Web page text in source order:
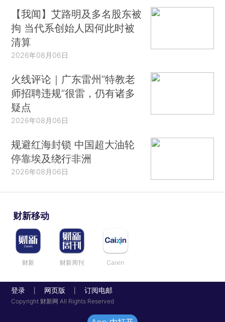
【我闻】艾路明及多名股东被
拘 当代系创始人因何此时被
清算
2026年08月06日
火线评论｜广东雷州“特教老
师招聘违规”很雷，仍有诸多
疑点
2026年08月06日
规避红海封锁 中国超大油轮
停靠埃及绕行非洲
2026年08月06日
财新移动
财新 财新周刊 Caixin
登录 网页版 订阅电邮
Copyright 财新网 All Rights Reserved